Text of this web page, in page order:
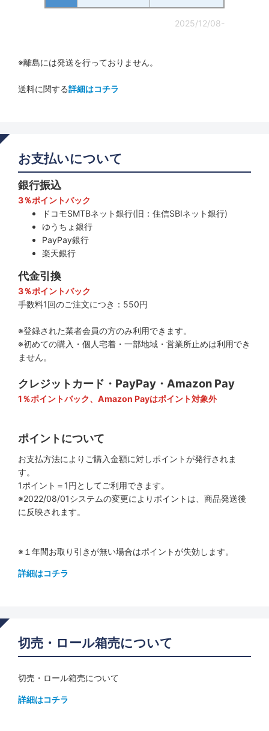
2025/12/08-
※離島には発送を行っておりません。
送料に関する詳細はコチラ
お支払いについて
銀行振込
3％ポイントバック
ドコモSMTBネット銀行(旧：住信SBIネット銀行)
ゆうちょ銀行
PayPay銀行
楽天銀行
代金引換
3％ポイントバック
手数料1回のご注文につき：550円
※登録された業者会員の方のみ利用できます。
※初めての購入・個人宅着・一部地域・営業所止めは利用でき
ません。
クレジットカード・PayPay・Amazon Pay
1％ポイントバック、Amazon Payはポイント対象外
ポイントについて
お支払方法によりご購入金額に対しポイントが発行されま
す。
1ポイント＝1円としてご利用できます。
※2022/08/01システムの変更によりポイントは、商品発送後
に反映されます。
※１年間お取り引きが無い場合はポイントが失効します。
詳細はコチラ
切売・ロール箱売について
切売・ロール箱売について
詳細はコチラ